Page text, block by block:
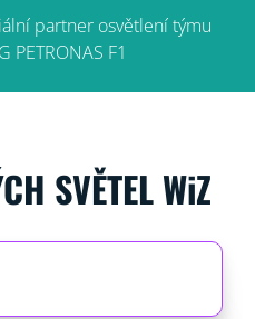
partner osvětlení týmu
PETRONAS F1
SVĚTEL WiZ